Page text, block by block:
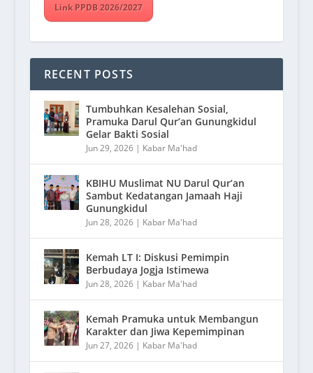
Link PPDB 2026/2027
RECENT POSTS
Tumbuhkan Kesalehan Sosial,
Pramuka Darul Qur’an Gunungkidul
Gelar Bakti Sosial
Jun 29, 2026| Kabar Ma'had
KBIHU Muslimat NU Darul Qur’an
Sambut Kedatangan Jamaah Haji
Gunungkidul
Jun 28, 2026| Kabar Ma'had
Kemah LT I: Diskusi Pemimpin
Berbudaya Jogja Istimewa
Jun 28, 2026| Kabar Ma'had
Kemah Pramuka untuk Membangun
Karakter dan Jiwa Kepemimpinan
Jun 27, 2026| Kabar Ma'had